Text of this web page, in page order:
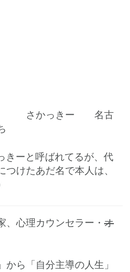
表 さかっきー 名古
きーと呼ばれてるが、代
けたあだ名で本人は、
、心理カウンセラー・ オ
から「自分主導の人生」